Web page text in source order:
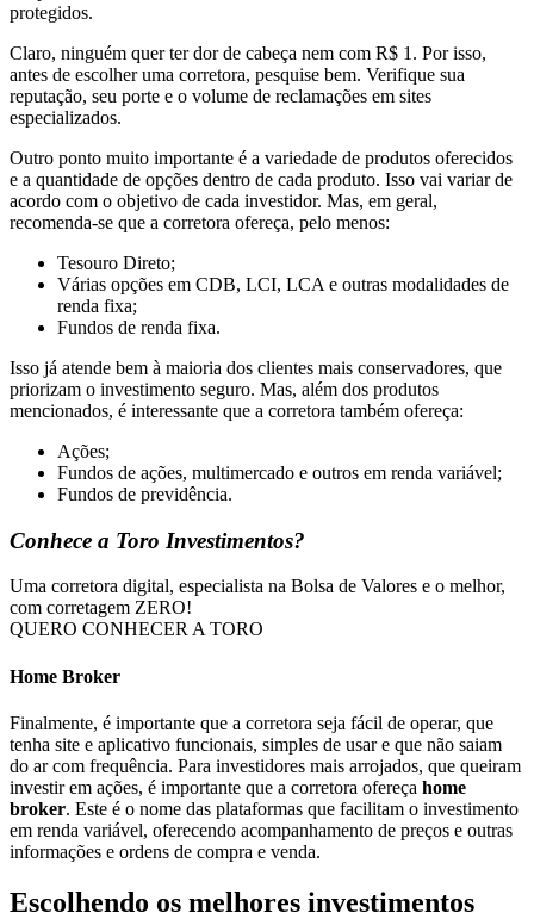
protegidos.
Claro, ninguém quer ter dor de cabeça nem com R$ 1. Por isso,
antes de escolher uma corretora, pesquise bem. Verifique sua
reputação, seu porte e o volume de reclamações em sites
especializados.
Outro ponto muito importante é a variedade de produtos oferecidos
e a quantidade de opções dentro de cada produto. Isso vai variar de
acordo com o objetivo de cada investidor. Mas, em geral,
recomenda-se que a corretora ofereça, pelo menos:
Tesouro Direto;
Várias opções em CDB, LCI, LCA e outras modalidades de
renda fixa;
Fundos de renda fixa.
Isso já atende bem à maioria dos clientes mais conservadores, que
priorizam o investimento seguro. Mas, além dos produtos
mencionados, é interessante que a corretora também ofereça:
Ações;
Fundos de ações, multimercado e outros em renda variável;
Fundos de previdência.
Conhece a Toro Investimentos?
Uma corretora digital, especialista na Bolsa de Valores e o melhor,
com corretagem ZERO!
QUERO CONHECER A TORO
Home Broker
Finalmente, é importante que a corretora seja fácil de operar, que
tenha site e aplicativo funcionais, simples de usar e que não saiam
do ar com frequência. Para investidores mais arrojados, que queiram
investir em ações, é importante que a corretora ofereça home
broker. Este é o nome das plataformas que facilitam o investimento
em renda variável, oferecendo acompanhamento de preços e outras
informações e ordens de compra e venda.
Escolhendo os melhores investimentos